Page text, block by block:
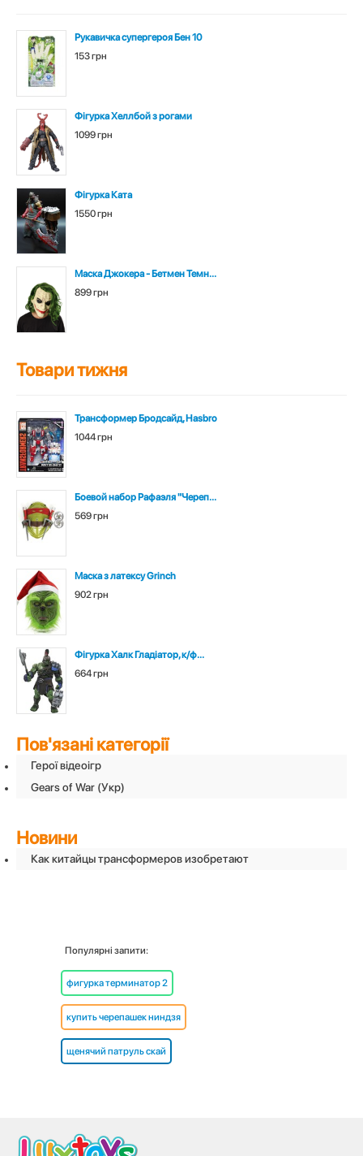
Рукавичка супергероя Бен 10
153 грн
Фігурка Хеллбой з рогами
1099 грн
Фігурка Ката
1550 грн
Маска Джокера - Бетмен Темн...
899 грн
Товари тижня
Трансформер Бродсайд, Hasbro
1044 грн
Боевой набор Рафаэля "Череп...
569 грн
Маска з латексу Grinch
902 грн
Фігурка Халк Гладіатор, к/ф...
664 грн
Пов'язані категорії
Герої відеоігр
Gears of War (Укр)
Новини
Как китайцы трансформеров изобретают
Популярні запити:
фигурка терминатор 2
купить черепашек ниндзя
щенячий патруль скай